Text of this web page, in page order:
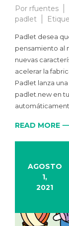
Por rfuentes
padlet
Padlet desea
pensamiento al
nuevas
acelerar la
Padlet lanza
padlet.new en
READ MORE
AGOSTO
1,
2021